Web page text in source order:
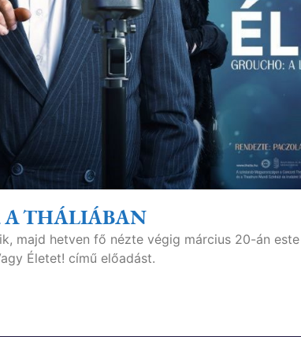
A THÁLIÁBAN
majd hetven fő nézte végig március 20-án
Életet! című előadást.